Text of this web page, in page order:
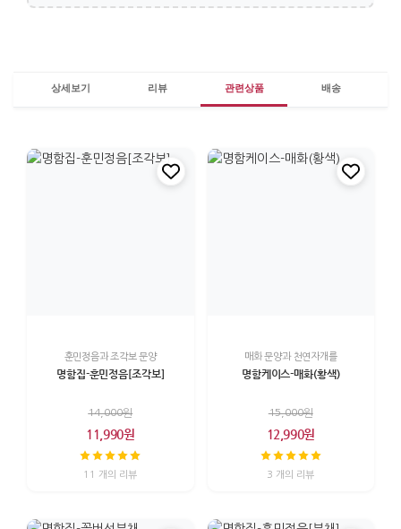
상세보기 리뷰 관련상품 배송
훈민정음과 조각보 문양
명함집-훈민정음[조각보]
14,000원
11,990원
11 개의 리뷰
매화 문양과 천연자개를
명함케이스-매화(황색)
15,000원
12,990원
3 개의 리뷰